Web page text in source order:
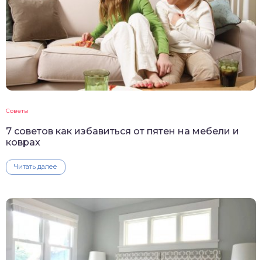
Советы
7 советов как избавиться от пятен на мебели и
коврах
Читать далее